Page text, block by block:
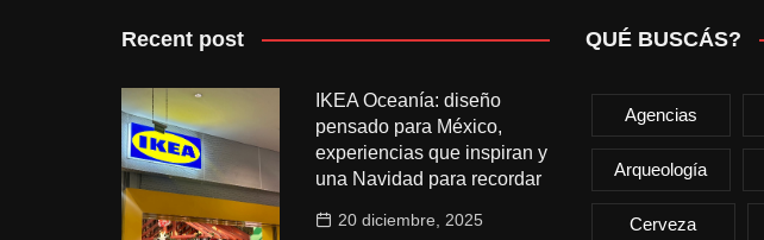
Recent post
IKEA Oceanía: diseño
pensado para México,
experiencias que inspiran y
una Navidad para recordar
20 diciembre, 2025
QUÉ BUSCÁS?
Agencias
Arqueología
Cerveza